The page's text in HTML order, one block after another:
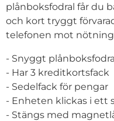
plånboksfodral får du
och kort tryggt
telefonen mot nötning
- Snyggt
- Har 3 kreditkortsfack
- Sedelfack för pengar
- Enheten klickas i ett
- Stängs med